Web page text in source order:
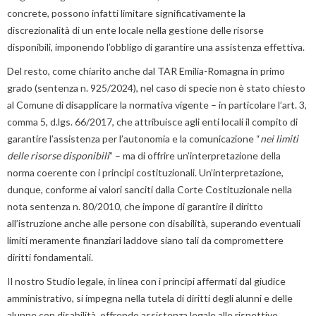
concrete, possono infatti limitare significativamente la
discrezionalità di un ente locale nella gestione delle risorse
disponibili, imponendo l’obbligo di garantire una assistenza effettiva.
Del resto, come chiarito anche dal TAR Emilia-Romagna in primo
grado (sentenza n. 925/2024), nel caso di specie non è stato chiesto
al Comune di disapplicare la normativa vigente – in particolare l’art. 3,
comma 5, d.lgs. 66/2017, che attribuisce agli enti locali il compito di
garantire l’assistenza per l’autonomia e la comunicazione “nei limiti
delle risorse disponibili” – ma di offrire un’interpretazione della
norma coerente con i principi costituzionali. Un’interpretazione,
dunque, conforme ai valori sanciti dalla Corte Costituzionale nella
nota sentenza n. 80/2010, che impone di garantire il diritto
all’istruzione anche alle persone con disabilità, superando eventuali
limiti meramente finanziari laddove siano tali da compromettere
diritti fondamentali.
Il nostro Studio legale, in linea con i principi affermati dal giudice
amministrativo, si impegna nella tutela di diritti degli alunni e delle